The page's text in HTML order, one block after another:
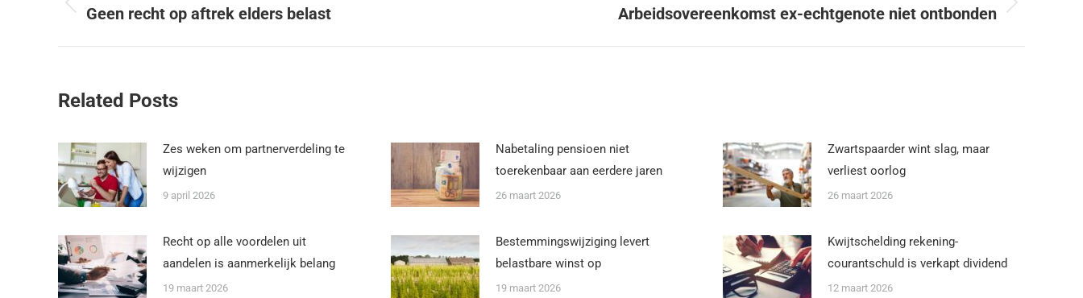
Geen recht op aftrek elders belast Arbeidsovereenkomst ex-echtgenote niet ontbonden
Related Posts
Zes weken om partnerverdeling te
wijzigen
9 april 2026
Nabetaling pensioen niet
toerekenbaar aan eerdere jaren
26 maart 2026
Zwartspaarder wint slag, maar
verliest oorlog
26 maart 2026
Recht op alle voordelen uit
aandelen is aanmerkelijk belang
19 maart 2026
Bestemmingswijziging levert
belastbare winst op
19 maart 2026
Kwijtschelding rekening-
courantschuld is verkapt dividend
12 maart 2026